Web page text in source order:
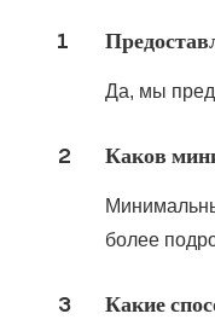
1
Да, мы
2 Каков
более
3 Какие